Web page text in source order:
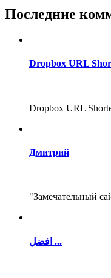
Последние
Dropbox URL
Dropbox URL
Дмитрий
"Замечательный
افضل ...